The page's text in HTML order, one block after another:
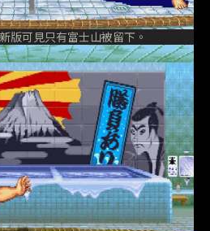
版可見只有富士山被留下。